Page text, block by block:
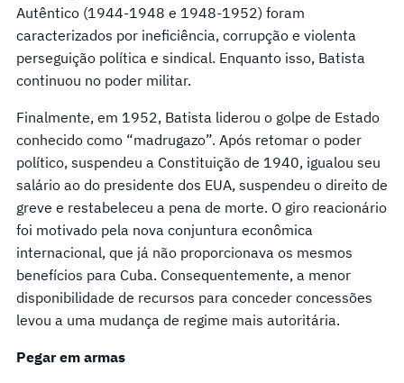
Autêntico (1944-1948 e 1948-1952) foram
caracterizados por ineficiência, corrupção e violenta
perseguição política e sindical. Enquanto isso, Batista
continuou no poder militar.
Finalmente, em 1952, Batista liderou o golpe de Estado
conhecido como “madrugazo”. Após retomar o poder
político, suspendeu a Constituição de 1940, igualou seu
salário ao do presidente dos EUA, suspendeu o direito de
greve e restabeleceu a pena de morte. O giro reacionário
foi motivado pela nova conjuntura econômica
internacional, que já não proporcionava os mesmos
benefícios para Cuba. Consequentemente, a menor
disponibilidade de recursos para conceder concessões
levou a uma mudança de regime mais autoritária.
Pegar em armas